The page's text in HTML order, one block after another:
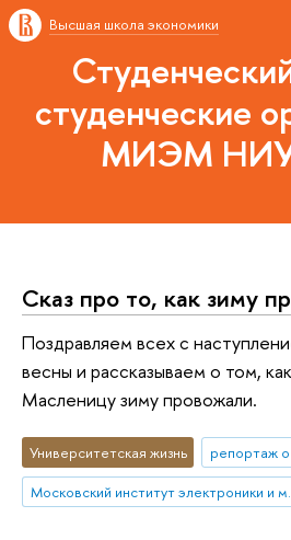
Высшая школа экономики
студенческие
МИЭМ
Сказ про то, как зиму
Поздравляем всех с
весны и рассказываем о том,
Масленицу зиму провожали.
Университетская жизнь
репортаж
Московский